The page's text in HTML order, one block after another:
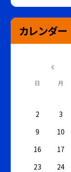
カレンダー
日 月
2
3
9
10
16
17
23
24